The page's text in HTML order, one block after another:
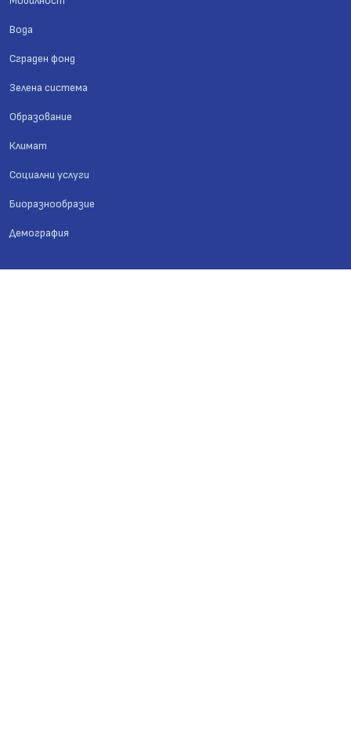
Вода
Сграден фонд
Зелена система
Образование
Климат
Социални услуги
Биоразнообразие
Демография